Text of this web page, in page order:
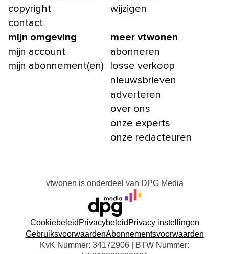
copyright
contact
wijzigen
mijn omgeving
mijn account
mijn abonnement(en)
meer vtwonen
abonneren
losse verkoop
nieuwsbrieven
adverteren
over ons
onze experts
onze redacteuren
vtwonen is onderdeel van DPG Media
Cookiebeleid Privacybeleid Privacy instellingen
GebruiksvoorwaardenAbonnementsvoorwaarden
KvK Nummer: 34172906 | BTW Nummer: